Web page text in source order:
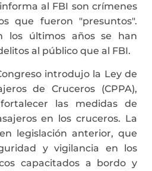
al FBI son crímenes
que fueron "presuntos".
los últimos años se han
al público que al FBI.
introdujo la Ley de
de Cruceros (CPPA),
las medidas de
en los cruceros. La
legislación anterior, que
y vigilancia en los
capacitados a bordo y